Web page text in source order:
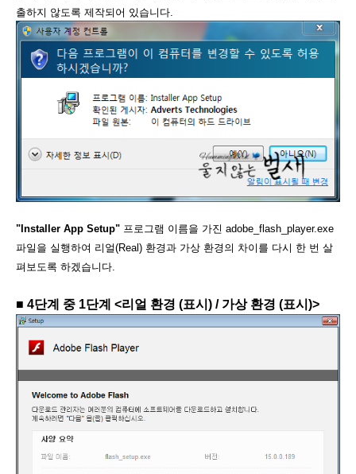
출하지 않도록 제작되어 있습니다.
"Installer App Setup" 프로그램 이름을 가진 adobe_flash_player.exe
파일을 실행하여 리얼(Real) 환경과 가상 환경의 차이를 다시 한 번 살
펴보도록 하겠습니다.
■ 4단계 중 1단계 <리얼 환경 (표시) / 가상 환경 (표시)>